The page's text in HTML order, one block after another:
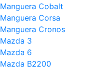
Manguera Cobalt
Manguera Corsa
Manguera Cronos
Mazda 3
Mazda 6
Mazda B2200